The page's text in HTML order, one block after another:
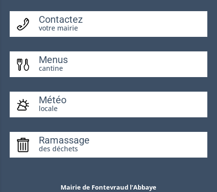
Contactez
votre mairie
Menus
cantine
Météo
locale
Ramassage
des déchets
Mairie de Fontevraud l’Abbaye